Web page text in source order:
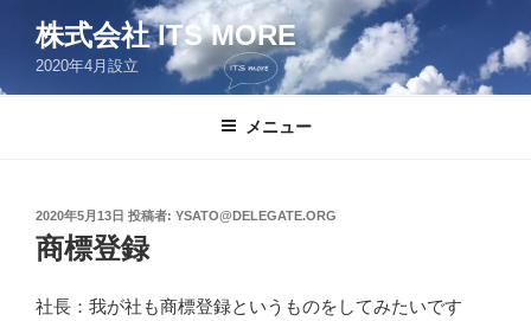
ン
株式会社 ITS MORE
2020年4月設立
メニュー
投
稿
日:
2020年5月13日 投稿者: YSATO@DELEGATE.ORG
商標登録
社長：我が社も商標登録というものをしてみたいです